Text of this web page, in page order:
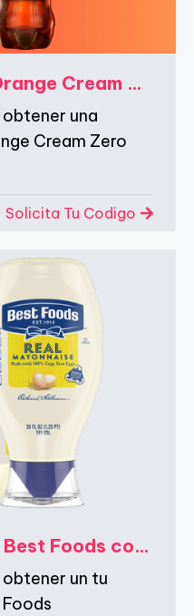
Coca-Cola Coke Orange Cream Zero de 20 oz GRATIS via Vizer Velocity
una
Cream Zero
Solicita Tu Codigo
$1 Off en producto Best Foods con Vizer Velocity
un tu